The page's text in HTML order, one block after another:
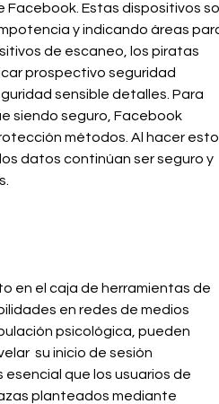
Estas dispositivos
y indicando áreas
de escaneo, los piratas
prospectivo seguridad
sensible detalles. Para
siendo seguro, Facebook
métodos. Al hacer esto,
datos continúan ser seguro y
en el caja de herramientas de
en redes de medios
psicológica, pueden
su inicio de sesión
que los usuarios de
planteados mediante